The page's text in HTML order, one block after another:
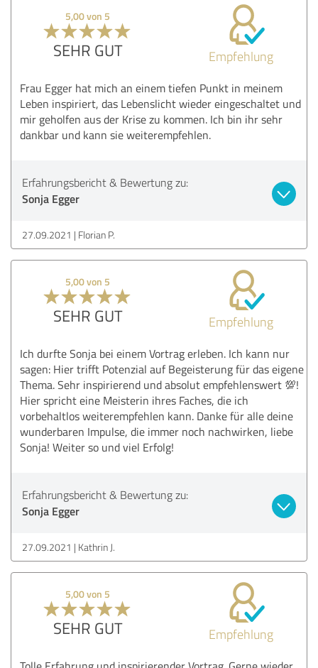
5,00 von 5
SEHR GUT Empfehlung
Frau Egger hat mich an einem tiefen Punkt in meinem
Leben inspiriert, das Lebenslicht wieder eingeschaltet und
mir geholfen aus der Krise zu kommen. Ich bin ihr sehr
dankbar und kann sie weiterempfehlen.
Erfahrungsbericht & Bewertung zu:
Sonja Egger
27.09.2021 Florian P.
5,00 von 5
SEHR GUT Empfehlung
Ich durfte Sonja bei einem Vortrag erleben. Ich kann nur
sagen: Hier trifft Potenzial auf Begeisterung für das eigene
Thema. Sehr inspirierend und absolut empfehlenswert 💯!
Hier spricht eine Meisterin ihres Faches, die ich
vorbehaltlos weiterempfehlen kann. Danke für alle deine
wunderbaren Impulse, die immer noch nachwirken, liebe
Sonja! Weiter so und viel Erfolg!
Erfahrungsbericht & Bewertung zu:
Sonja Egger
27.09.2021 Kathrin J.
5,00 von 5
SEHR GUT Empfehlung